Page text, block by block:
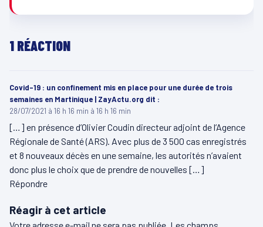
1 RÉACTION
Covid-19 : un confinement mis en place pour une durée de trois
semaines en Martinique | ZayActu.org dit :
28/07/2021 à 16 h 16 min à 16 h 16 min
[…] en présence d’Olivier Coudin directeur adjoint de l’Agence
Régionale de Santé (ARS). Avec plus de 3 500 cas enregistrés
et 8 nouveaux décès en une semaine, les autorités n’avaient
donc plus le choix que de prendre de nouvelles […]
Répondre
Réagir à cet article